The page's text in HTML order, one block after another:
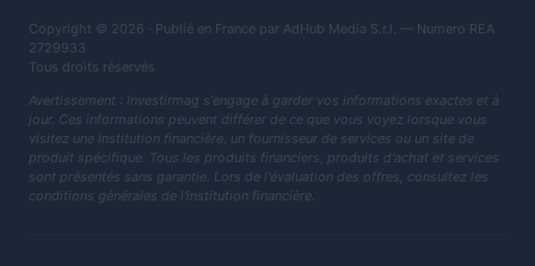
Copyright © 2026 · Publié en France par AdHub Media S.r.l. — Numero REA
2729933
Tous droits réservés
Avertissement : Investirmag s'engage à garder vos informations exactes et à
jour. Ces informations peuvent différer de ce que vous voyez lorsque vous
visitez une institution financière, un fournisseur de services ou un site de
produit spécifique. Tous les produits financiers, produits d'achat et services
sont présentés sans garantie. Lors de l'évaluation des offres, consultez les
conditions générales de l'institution financière.